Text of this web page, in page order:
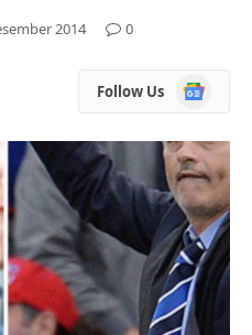
2014 0
Follow Us
Google
News